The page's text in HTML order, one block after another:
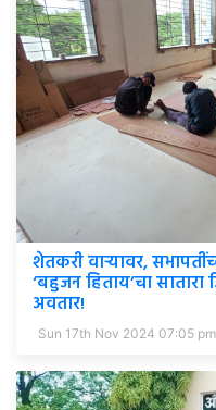
शेतकरी वाऱ्यावर,
‘बहुजन हिताय’चा
अवतार!
Sun 17th Nov 2024 07:05 pm